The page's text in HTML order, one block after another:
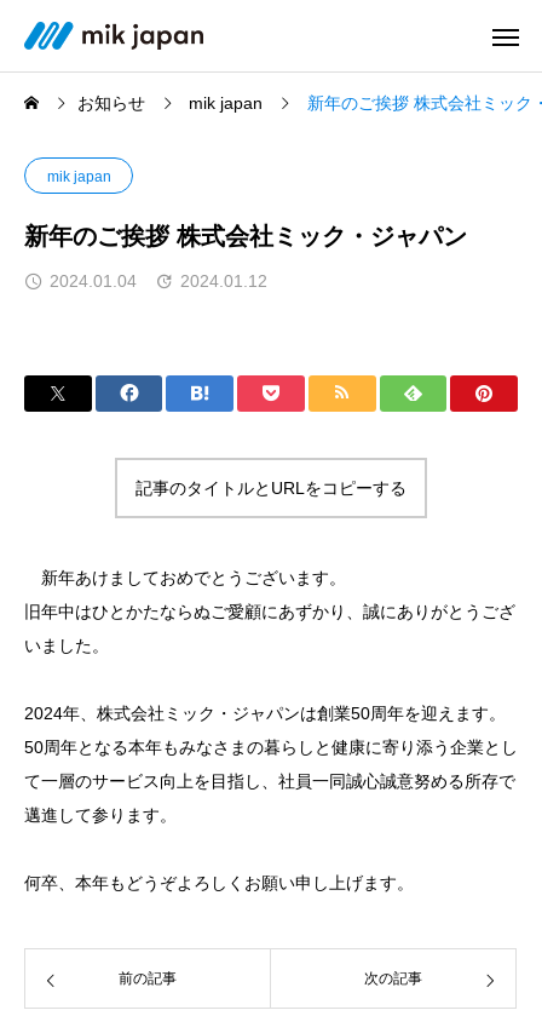
お知らせ mik japan 新年のご挨拶 株式会社ミック
mik japan
新年のご挨拶 株式会社ミック・ジャパン
2024.01.04 2024.01.12
記事のタイトルとURLをコピーする
新年あけましておめでとうございます。
旧年中はひとかたならぬご愛顧にあずかり、誠にありがとうござ
いました。
2024年、株式会社ミック・ジャパンは創業50周年を迎えます。
50周年となる本年もみなさまの暮らしと健康に寄り添う企業とし
て一層のサービス向上を目指し、社員一同誠心誠意努める所存で
邁進して参ります。
何卒、本年もどうぞよろしくお願い申し上げます。
前の記事 次の記事